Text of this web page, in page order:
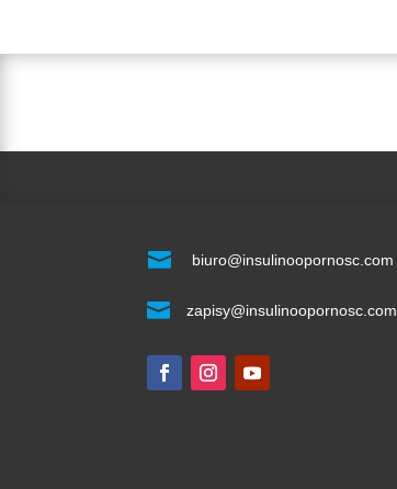
 biuro@insulinoopornosc.com
 zapisy@insulinoopornosc.com